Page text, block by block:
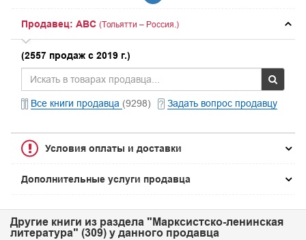
Продавец: ABC (Тольятти – Россия.)
(2557 продаж с 2019 г.)
Все книги продавца (9298) Задать вопрос продавцу
Условия оплаты и доставки
Дополнительные услуги продавца
Другие книги из раздела "Марксистско-ленинская
литература" (309) у данного продавца